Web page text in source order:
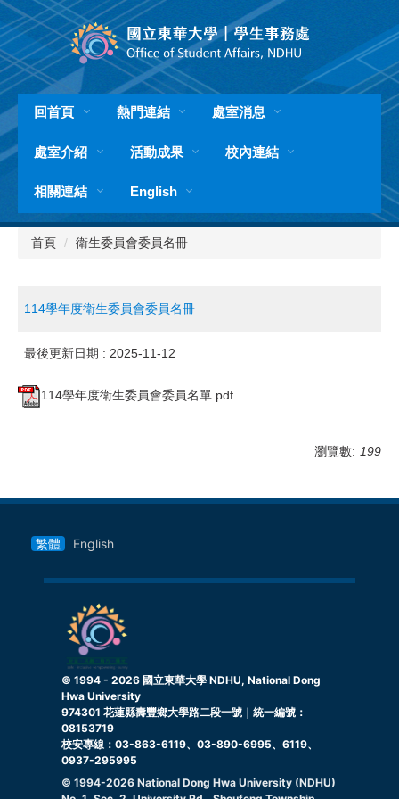
跳
到
主
要
內
容
區
回首頁 熱門連結 處室消息
處室介紹 活動成果 校內連結
相關連結 English
首頁 衛生委員會委員名冊
114學年度衛生委員會委員名冊
最後更新日期 : 2025-11-12
114學年度衛生委員會委員名單.pdf
瀏覽數: 199
繁體 English
© 1994 - 2026 國立東華大學 NDHU, National Dong
Hwa University
974301 花蓮縣壽豐鄉大學路二段一號｜統一編號：
08153719
校安專線：03-863-6119、03-890-6995、6119、
0937-295995
© 1994-2026 National Dong Hwa University (NDHU)